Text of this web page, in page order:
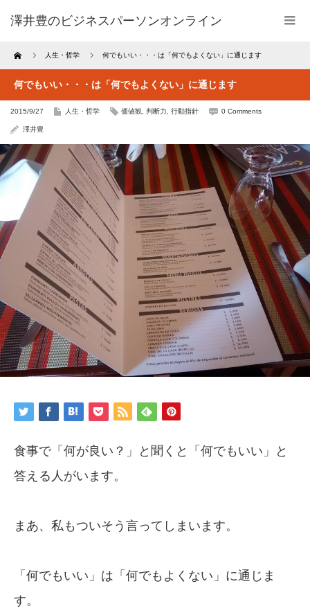
澤井豊のビジネスパーソンオンライン
Home 人生・哲学 何でもいい・・・は「何でもよくない」に通じます
何でもいい・・・は「何でもよくない」に通じます
2015/9/27 人生・哲学 価値観 判断力 行動指針 0 Comments
澤井豊
食事で「何が良い？」と聞くと「何でもいい」と
答える人がいます。
まあ、私もついそう言ってしまいます。
「何でもいい」は「何でもよくない」に通じま
す。